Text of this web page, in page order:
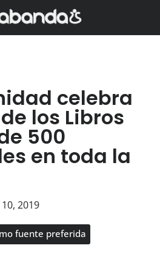
celebra
los Libros
500
en toda la
2019
fuente preferida